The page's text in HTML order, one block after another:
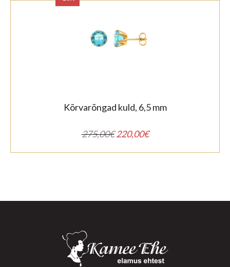
Kõrvarõngad kuld, 6,5 mm
275,00€Algne
hind
220,00€Praegune
hind